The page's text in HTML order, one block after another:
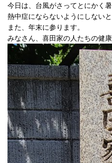
今日は、台風がさってとにかく暑
熱中症にならないようにしないと
また、年末に参ります。
みなさん、喜田家の人たちの健